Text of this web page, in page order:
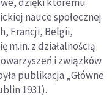
nauce społecznej
Francji, Belgii,
m.in. z działalnością
i związków
publikacja „Główne
1931).